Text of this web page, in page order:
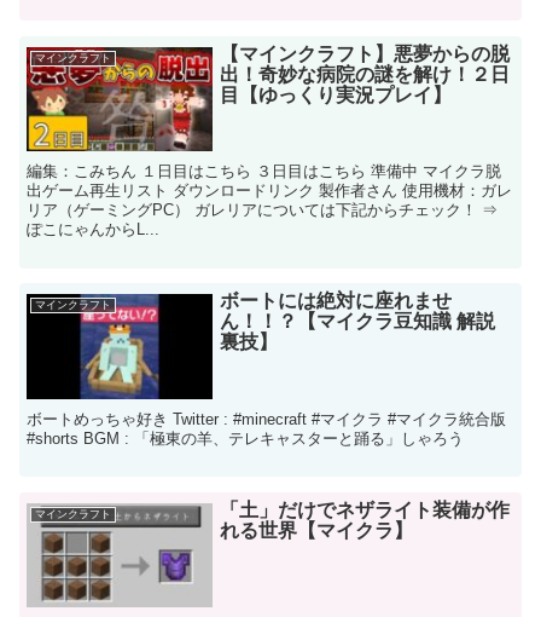
マインクラフト
【マインクラフト】悪夢からの脱
出！奇妙な病院の謎を解け！２日
目【ゆっくり実況プレイ】
編集：こみちん １日目はこちら ３日目はこちら 準備中 マイクラ脱
出ゲーム再生リスト ダウンロードリンク 製作者さん 使用機材：ガレ
リア（​ゲーミングPC​） ガレリアについては下記からチェック​！ ⇒
ぽこにゃんからL...
マインクラフト
ボートには絶対に座れませ
ん！！？【マイクラ豆知識 解説
裏技】
ボートめっちゃ好き Twitter : #minecraft #マイクラ #マイクラ統合版
#shorts BGM : 「極東の羊、テレキャスターと踊る」しゃろう
マインクラフト
「土」だけでネザライト装備が作
れる世界【マイクラ】